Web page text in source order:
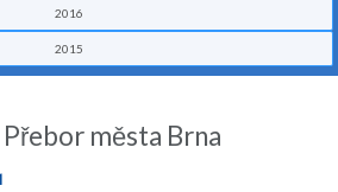
2016
2015
města Brna